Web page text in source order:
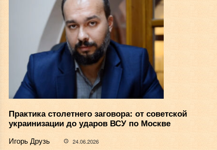
Практика столетнего заговора: от советской
украинизации до ударов ВСУ по Москве
Игорь Друзь 24.06.2026